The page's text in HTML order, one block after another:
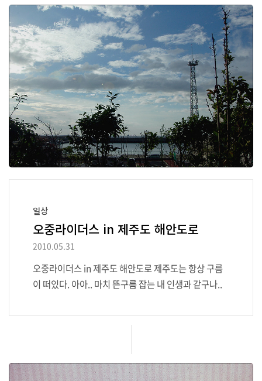
일상
오중라이더스 in 제주도 해안도로
2010.05.31
오중라이더스 in 제주도 해안도로 제주도는 항상 구름
이 떠있다. 아아.. 마치 뜬구름 잡는 내 인생과 같구나..